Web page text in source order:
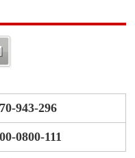
943-296
0800-111